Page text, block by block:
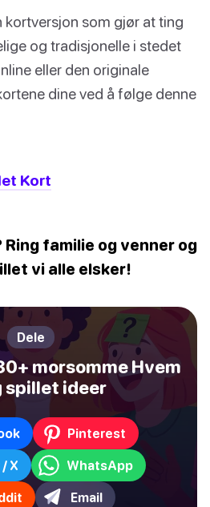
kortversjon som gjør at ting
og tradisjonelle i stedet
eller den originale
dine ved å følge denne
Kort
Ring familie og venner og
vi alle elsker!
Dele
morsomme Hvem
spillet ideer
Pinterest
X WhatsApp
Email